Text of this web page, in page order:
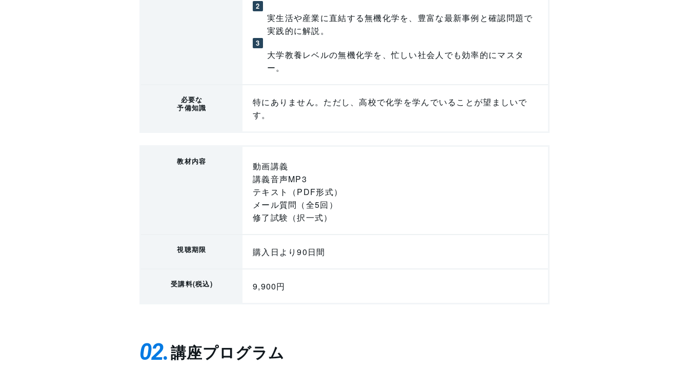
実生活や産業に直結する無機化学を、豊富な最新事例と確認問題で
実践的に解説。
大学教養レベルの無機化学を、忙しい社会人でも効率的にマスタ
ー。
必要な
予備知識
特にありません。ただし、高校で化学を学んでいることが望ましいで
す。
教材内容
動画講義
講義音声MP3
テキスト（PDF形式）
メール質問（全5回）
修了試験（択一式）
視聴期限 購入日より90日間
受講料(税込) 9,900円
02 講座プログラム